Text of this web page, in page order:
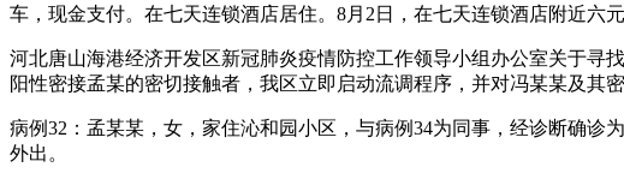
车，现金支付。在七天连锁酒店居住。8月2日，在七天连锁酒店附近六
河北唐山海港经济开发区新冠肺炎疫情防控工作领导小组办公室关于寻
阳性密接孟某的密切接触者，我区立即启动流调程序，并对冯某某及其
病例32：孟某某，女，家住沁和园小区，与病例34为同事，经诊断确诊
外出。